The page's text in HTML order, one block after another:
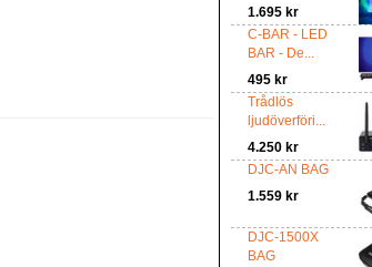
1.695 kr
C-BAR - LED
BAR - De...
495 kr
Trådlös
ljudöverföri...
4.250 kr
DJC-AN BAG
1.559 kr
DJC-1500X
BAG